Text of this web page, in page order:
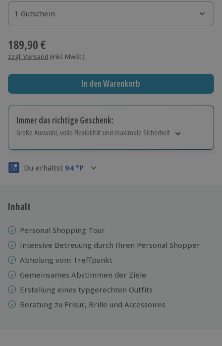
1 Gutschein
1 Gutschein
1 Gutschein
189,90 €
zzgl. Versand (inkl. MwSt.)
In den Warenkorb
Immer das richtige Geschenk:
Große Auswahl, volle Flexibilität und maximale Sicherheit
Volle Flexibilität
3 Jahre gültig & verlängerbar.
Du erhältst 94 °P
Inhalt
Personal Shopping Tour
Intensive Betreuung durch Ihren Personal Shopper
Abholung vom Treffpunkt
Gemeinsames Abstimmen der Ziele
Erstellung eines typgerechten Outfits
Beratung zu Frisur, Brille und Accessoires